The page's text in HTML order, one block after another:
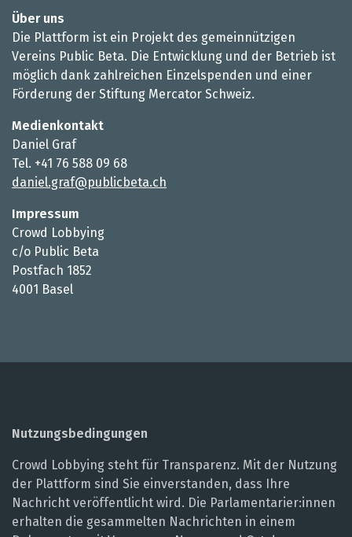
Über uns
Die Plattform ist ein Projekt des gemeinnützigen
Vereins Public Beta. Die Entwicklung und der Betrieb ist
möglich dank zahlreichen Einzelspenden und einer
Förderung der Stiftung Mercator Schweiz.
Medienkontakt
Daniel Graf
Tel. +41 76 588 09 68
daniel.graf@publicbeta.ch
Impressum
Crowd Lobbying
c/o Public Beta
Postfach 1852
4001 Basel
Nutzungsbedingungen
Crowd Lobbying steht für Transparenz. Mit der Nutzung
der Plattform sind Sie einverstanden, dass Ihre
Nachricht veröffentlicht wird. Die Parlamentarier:innen
erhalten die gesammelten Nachrichten in einem